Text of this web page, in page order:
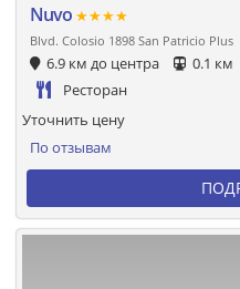
Nuvo ★★★★
Blvd. Colosio 1898 San Patricio Plus
6.9 км до центра 0.1 км
Ресторан
По отзывам
Уточнить цену